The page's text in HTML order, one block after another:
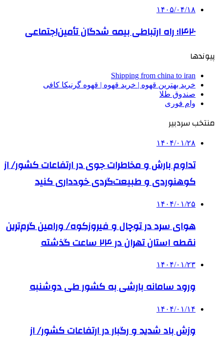
۱۴۰۵/۰۴/۱۸
۱۴۲۰؛ راه ارتباطی بیمه شدگان تأمین‌اجتماعی
پیوندها
Shipping from china to iran
خرید بهترین قهوه | خرید قهوه | قهوه گرنیکا کافی
صندوق طلا
وام فوری
منتخب سردبیر
۱۴۰۴/۰۱/۲۸
تداوم بارش و مخاطرات جوی در ارتفاعات کشور/ از
کوهنوردی و طبیعت‌گردی خودداری کنید
۱۴۰۴/۰۱/۲۵
هوای سرد در توچال و فیروزکوه/ ورامین گرم‌ترین
نقطه استان تهران در ۲۴ ساعت گذشته
۱۴۰۴/۰۱/۲۳
ورود سامانه بارشی به کشور طی دوشنبه
۱۴۰۴/۰۱/۱۴
وزش باد شدید و رگبار در ارتفاعات کشور/ از